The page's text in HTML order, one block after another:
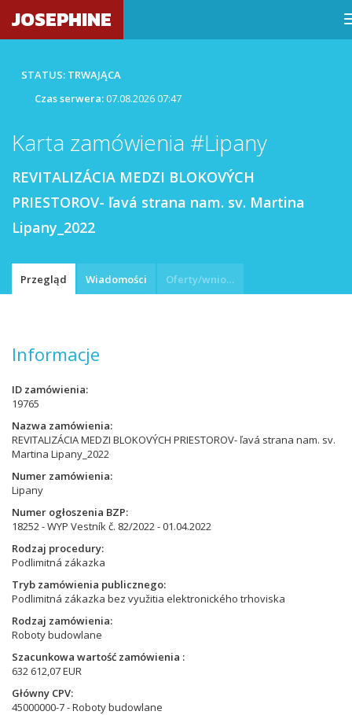
JOSEPHINE
STATUS: TRWAJĄCA
Czas serwera:07.08.2026 07:47
Karta zamówienia #Lipany
REVITALIZÁCIA MEDZI BLOKOVÝCH
PRIESTOROV- ľavá strana nam. sv. Martina
Lipany_2022
Przegląd Wiadomości Oferty/wnioski
Informacje
ID zamówienia
19765
Nazwa zamówienia
REVITALIZÁCIA MEDZI BLOKOVÝCH PRIESTOROV- ľavá strana nam. sv.
Martina Lipany_2022
Numer zamówienia
Lipany
Numer ogłoszenia BZP
18252 - WYP Vestník č. 82/2022 - 01.04.2022
Rodzaj procedury
Podlimitná zákazka
Tryb zamówienia publicznego
Podlimitná zákazka bez využitia elektronického trhoviska
Rodzaj zamówienia
Roboty budowlane
Szacunkowa wartość zamówienia
632 612,07 EUR
Główny CPV
45000000-7 - Roboty budowlane